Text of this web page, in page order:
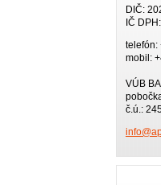
DIČ:
IČ
telefón:
mobil:
VÚB
č.ú.: